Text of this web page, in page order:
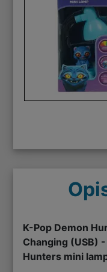
K-Pop Demon
Changing (USB)
Hunters mini